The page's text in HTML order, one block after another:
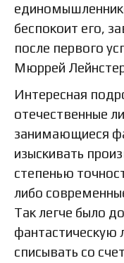
беспокоит его,
после первого
Мюррей
Интересная
отечественные
занимающиеся
изыскивать
степенью
либо
Так легче было
фантастическую
списывать со